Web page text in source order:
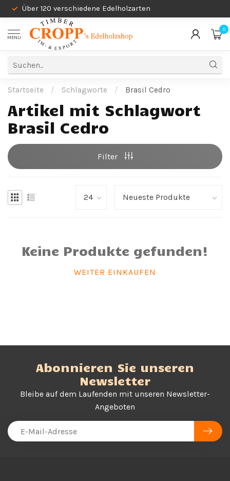
Über 120 verschiedene Edelholzarten
MENU
0
Startseite / Schlagworte / Brasil Cedro
Artikel mit Schlagwort
Brasil Cedro
Filter
Keine Produkte gefunden!
WEITER EINKAUFEN
Abonnieren Sie unseren
Newsletter
Bleibe auf dem Laufenden mit unseren Newsletter-
Angeboten